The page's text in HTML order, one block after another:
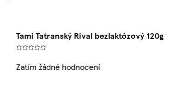
Tami Tatranský Rival bezlaktózový 120g
Zatím žádné hodnocení